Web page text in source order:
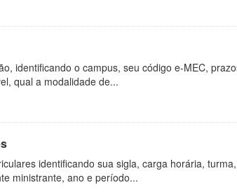
identificando o campus, seu código e-MEC,
qual a modalidade de...
identificando sua sigla, carga horária,
ministrante, ano e período...